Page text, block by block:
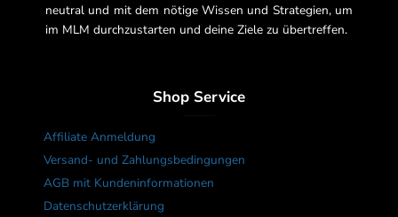
neutral und mit dem nötige Wissen und Strategien, um
im MLM durchzustarten und deine Ziele zu übertreffen.
Shop Service
Affiliate Anmeldung
Versand- und Zahlungsbedingungen
AGB mit Kundeninformationen
Datenschutzerklärung